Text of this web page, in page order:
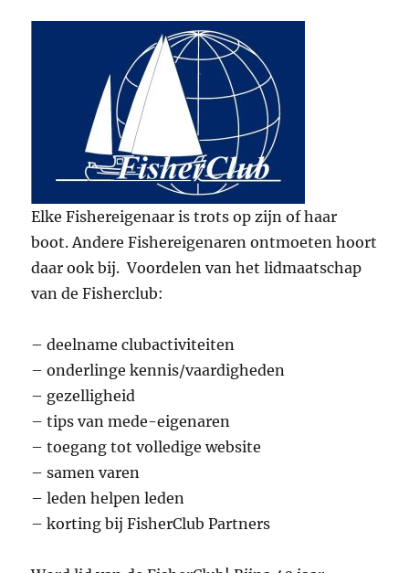
Elke Fishereigenaar is trots op zijn of haar
boot. Andere Fishereigenaren ontmoeten hoort
daar ook bij. Voordelen van het lidmaatschap
van de Fisherclub:
– deelname clubactiviteiten
– onderlinge kennis/vaardigheden
– gezelligheid
– tips van mede-eigenaren
– toegang tot volledige website
– samen varen
– leden helpen leden
– korting bij FisherClub Partners